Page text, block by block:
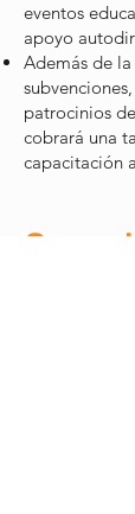
eventos
apoyo
Además de
patrocinios
cobrará una
capacitación